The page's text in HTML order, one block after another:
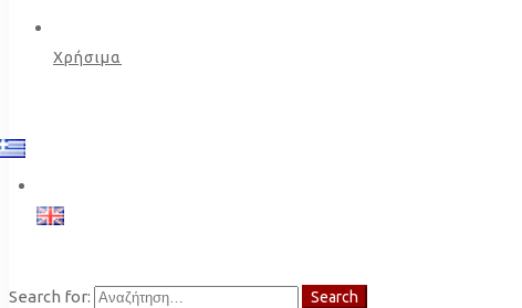
Χρήσιμα
Search for: Search